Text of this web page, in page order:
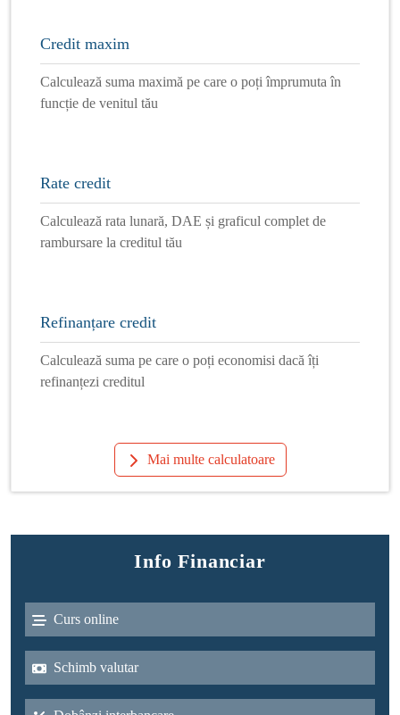
Credit maxim
Calculează suma maximă pe care o poți împrumuta în
funcție de venitul tău
Rate credit
Calculează rata lunară, DAE și graficul complet de
rambursare la creditul tău
Refinanțare credit
Calculează suma pe care o poți economisi dacă îți
refinanțezi creditul
Mai multe calculatoare
Info Financiar
Curs online
Schimb valutar